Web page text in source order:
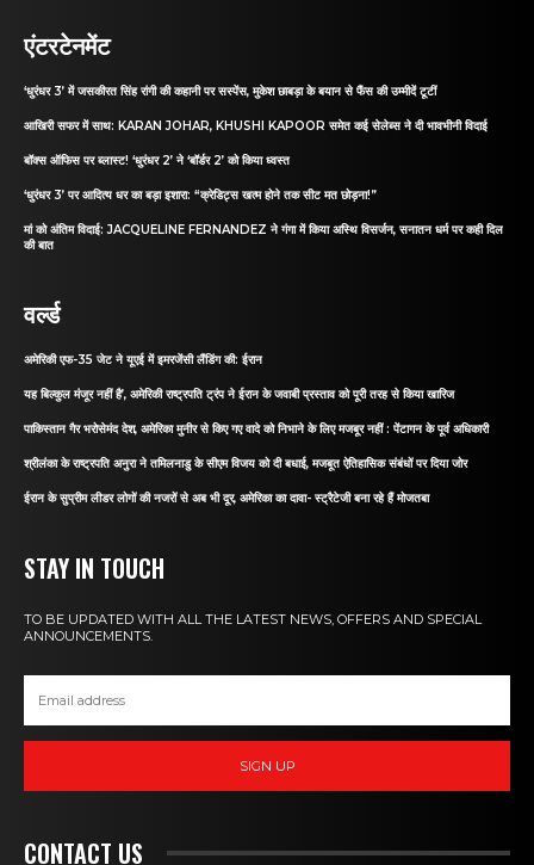
एंटरटेनमेंट
‘धुरंधर 3’ में जसकीरत सिंह रांगी की कहानी पर सस्पेंस, मुकेश छाबड़ा के बयान से फैंस की उम्मीदें टूटीं
आखिरी सफर में साथ: KARAN JOHAR, KHUSHI KAPOOR समेत कई सेलेब्स ने दी भावभीनी विदाई
बॉक्स ऑफिस पर ब्लास्ट! ‘धुरंधर 2’ ने ‘बॉर्डर 2’ को किया ध्वस्त
‘धुरंधर 3’ पर आदित्य धर का बड़ा इशारा: “क्रेडिट्स खत्म होने तक सीट मत छोड़ना!”
मां को अंतिम विदाई: JACQUELINE FERNANDEZ ने गंगा में किया अस्थि विसर्जन, सनातन धर्म पर कही दिल
की बात
वर्ल्ड
अमेरिकी एफ-35 जेट ने यूएई में इमरजेंसी लैंडिंग की: ईरान
यह बिल्कुल मंजूर नहीं है’, अमेरिकी राष्ट्रपति ट्रंप ने ईरान के जवाबी प्रस्ताव को पूरी तरह से किया खारिज
पाकिस्तान गैर भरोसेमंद देश, अमेरिका मुनीर से किए गए वादे को निभाने के लिए मजबूर नहीं : पेंटागन के पूर्व अधिकारी
श्रीलंका के राष्ट्रपति अनुरा ने तमिलनाडु के सीएम विजय को दी बधाई, मजबूत ऐतिहासिक संबंधों पर दिया जोर
ईरान के सुप्रीम लीडर लोगों की नजरों से अब भी दूर, अमेरिका का दावा- स्ट्रैटेजी बना रहे हैं मोजतबा
STAY IN TOUCH
TO BE UPDATED WITH ALL THE LATEST NEWS, OFFERS AND SPECIAL
ANNOUNCEMENTS.
SIGN UP
CONTACT US